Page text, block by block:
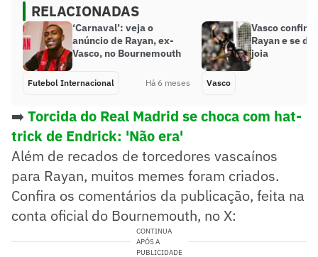
RELACIONADAS
‘Carnaval’: veja o
anúncio de Rayan, ex-
Vasco, no Bournemouth
Futebol Internacional Há 6 meses
Vasco
Rayan e se
joia
Vasco
➡️ Torcida do Real Madrid se choca com hat-
trick de Endrick: 'Não era'
Além de recados de torcedores vascaínos
para Rayan, muitos memes foram criados.
Confira os comentários da publicação, feita na
conta oficial do Bournemouth, no X:
CONTINUA
APÓS A
PUBLICIDADE